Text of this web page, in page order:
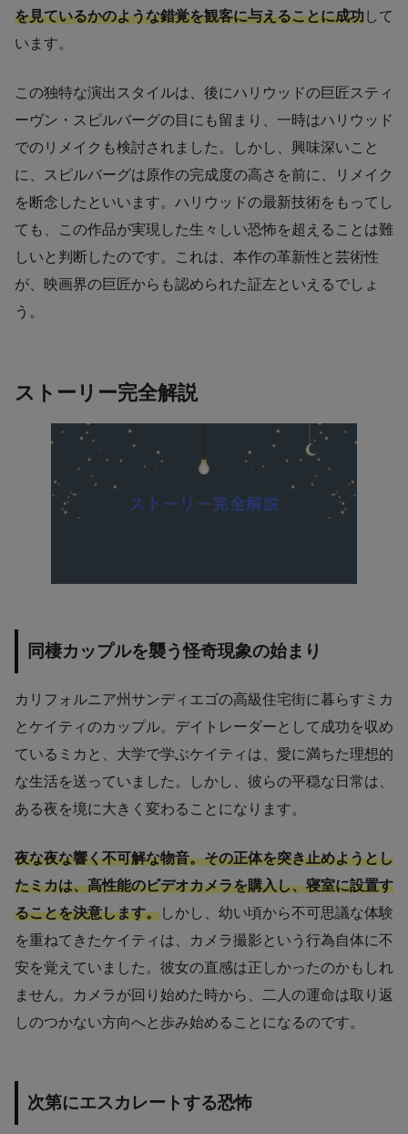
を見ているかのような錯覚を観客に与えることに成功して
います。
この独特な演出スタイルは、後にハリウッドの巨匠スティ
ーヴン・スピルバーグの目にも留まり、一時はハリウッド
でのリメイクも検討されました。しかし、興味深いこと
に、スピルバーグは原作の完成度の高さを前に、リメイク
を断念したといいます。ハリウッドの最新技術をもってし
ても、この作品が実現した生々しい恐怖を超えることは難
しいと判断したのです。これは、本作の革新性と芸術性
が、映画界の巨匠からも認められた証左といえるでしょ
う。
ストーリー完全解説
同棲カップルを襲う怪奇現象の始まり
カリフォルニア州サンディエゴの高級住宅街に暮らすミカ
とケイティのカップル。デイトレーダーとして成功を収め
ているミカと、大学で学ぶケイティは、愛に満ちた理想的
な生活を送っていました。しかし、彼らの平穏な日常は、
ある夜を境に大きく変わることになります。
夜な夜な響く不可解な物音。その正体を突き止めようとし
たミカは、高性能のビデオカメラを購入し、寝室に設置す
ることを決意します。しかし、幼い頃から不可思議な体験
を重ねてきたケイティは、カメラ撮影という行為自体に不
安を覚えていました。彼女の直感は正しかったのかもしれ
ません。カメラが回り始めた時から、二人の運命は取り返
しのつかない方向へと歩み始めることになるのです。
次第にエスカレートする恐怖